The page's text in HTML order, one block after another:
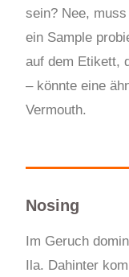
sein? Nee,
ein Sample
auf dem Etikett,
– könnte eine
Vermouth.
Nosing
Im Geruch
Ila. Dahinter